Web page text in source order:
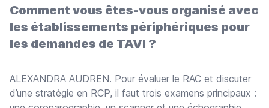
Comment vous êtes-vous organisé avec
les établissements périphériques pour
les demandes de TAVI ?
ALEXANDRA AUDREN. Pour évaluer le RAC et discuter
d’une stratégie en RCP, il faut trois examens principaux :